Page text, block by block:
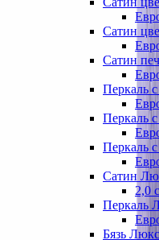
Сатин
Сатин
Перкаль
Перкаль
Перкаль
Сатин
2,0
Перкаль
Бязь Люкс